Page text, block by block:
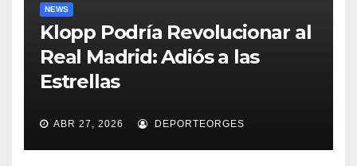
NEWS
Klopp Podría Revolucionar al
Real Madrid: Adiós a las
Estrellas
ABR 27, 2026 DEPORTEORGES